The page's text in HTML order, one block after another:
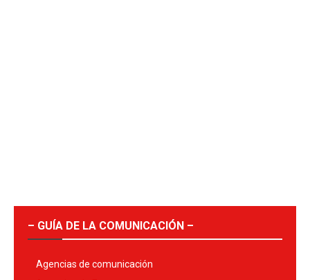
– GUÍA DE LA COMUNICACIÓN –
Agencias de comunicación